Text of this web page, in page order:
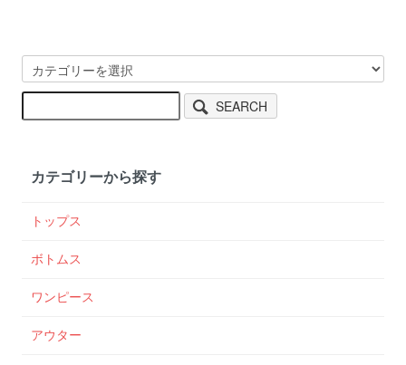
SEARCH
カテゴリーから探す
トップス
ボトムス
ワンピース
アウター